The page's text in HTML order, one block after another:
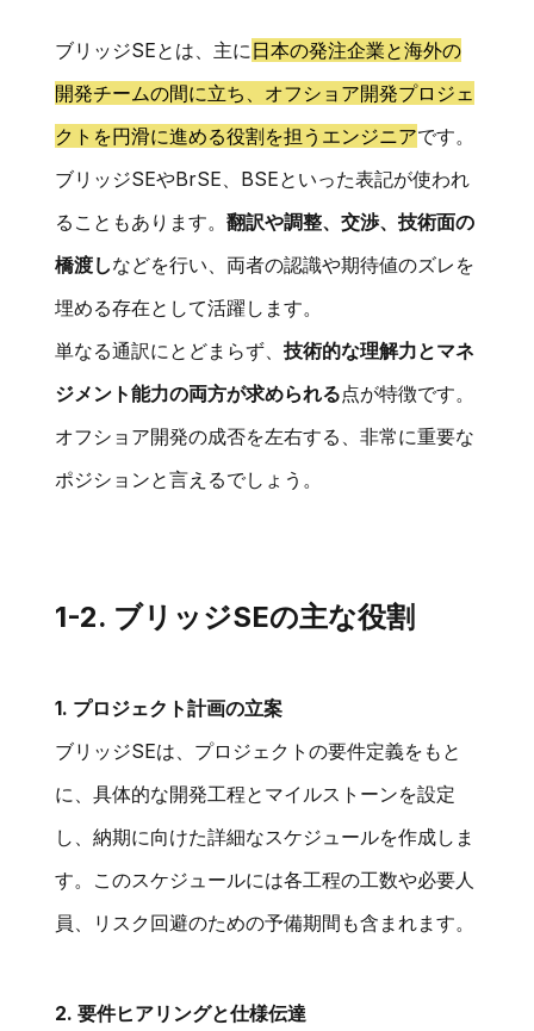
ブリッジSEとは、主に日本の発注企業と海外の
開発チームの間に立ち、オフショア開発プロジェ
クトを円滑に進める役割を担うエンジニアです。
ブリッジSEやBrSE、BSEといった表記が使われ
ることもあります。翻訳や調整、交渉、技術面の
橋渡しなどを行い、両者の認識や期待値のズレを
埋める存在として活躍します。
単なる通訳にとどまらず、技術的な理解力とマネ
ジメント能力の両方が求められる点が特徴です。
オフショア開発の成否を左右する、非常に重要な
ポジションと言えるでしょう。
1-2. ブリッジSEの主な役割
1. プロジェクト計画の立案
ブリッジSEは、プロジェクトの要件定義をもと
に、具体的な開発工程とマイルストーンを設定
し、納期に向けた詳細なスケジュールを作成しま
す。このスケジュールには各工程の工数や必要人
員、リスク回避のための予備期間も含まれます。
2. 要件ヒアリングと仕様伝達